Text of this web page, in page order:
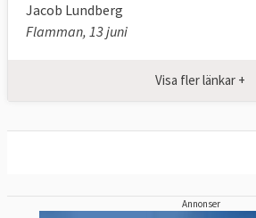
Jacob Lundberg
Flamman, 13 juni
Visa fler länkar +
Annonser